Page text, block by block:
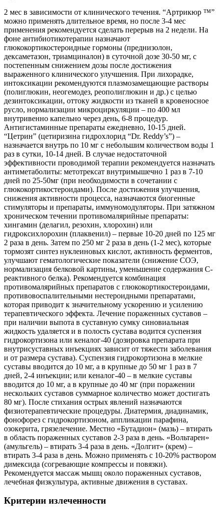
2 мес в зависимости от клинического течения. “Артрикюр ™”
можно применять длительное время, но после 3-4 мес
применения рекомендуется сделать перерыв на 2 недели. На
фоне антибиотикотерапии назначают
глюкокортикостероидные гормоны (преднизолон,
дексаметазон, триамциналон) в суточной дозе 30-50 мг, с
постепенным снижением дозы после достижения
выраженного клинического улучшения. При лихорадке,
интоксикации рекомендуются плазмозамещающие растворы
(полиглюкин, неогемодез, реополиглюкин и др.) с целью
дезинтоксикации, оттоку жидкости из тканей в кровеносное
русло, нормализации микроциркуляции – по 400 мл
внутривенно капельно через день, 6-8 процедур.
Антигистаминные препараты ежедневно, 10-15 дней.
“Цетрин” (цетиризина гидрохлорид “Dr. Reddy’s”) –
назначается внутрь по 10 мг с небольшим количеством воды 1
раз в сутки, 10-14 дней. В случае недостаточной
эффективности проводимой терапии рекомендуется назначать
антиметаболиты: метотрексат внутримышечно 1 раз в 7-10
дней по 25-50мг (при необходимости в сочетании с
глюкокортикостероидами). После достижения улучшения,
снижения активности процесса, назначаются биогенные
стимуляторы и препараты, иммуномодуляторы. При затяжном
хроническом течении противомалярийные препараты:
хингамин (делагил, резохин, хлорохин) или
гидроксихлорохин (плаквенил) – первые 10-20 дней по 125 мг
2 раза в день. Затем по 250 мг 2 раза в день (1-2 мес), которые
тормозят синтез нуклеиновых кислот, активность ферментов,
улучшают гематологические показатели (снижение СОЭ,
нормализация белковой картины, уменьшение содержания С-
реактивного белка). Рекомендуется комбинация
противомалярийных препаратов с глюкокортикостероидами,
противовоспалительными нестероидными препаратами,
которая приводит к значительному ускорению и усилению
терапевтического эффекта. Лечение пораженных суставов –
при наличии выпота в суставную сумку синовиальная
жидкость удаляется и в полость сустава водится суспензия
гидрокортизона или кеналог-40 (дозировка препарата при
внутрисуставных инъекциях зависит от тяжести заболевания
и от размера сустава). Суспензия гидрокортизона в мелкие
суставы вводится до 10 мг, а в крупные до 50 мг 1 раз в 7
дней, 2-4 инъекции; или кеналог-40 – в мелкие суставы
вводится до 10 мг, а в крупные до 40 мг (при поражении
нескольких суставов суммарное количество может достигать
80 мг). После стихания острых явлений назначаются
физиотерапевтические процедуры. Диатермия, диадинамик,
фонофорез с гидрокортизоном, аппликации парафина,
озокерита, грязелечение. Местно «Бутадион» (мазь) – втирать
в область пораженных суставов 2-3 раза в день. «Вольтарен»
(амульгель) – втирать 3-4 раза в день. «Долгит» (крем) –
втирать 3-4 раза в день. Можно применять с 10-20% раствором
димексида (согревающие компрессы и повязки).
Рекомендуется массаж мышц около пораженных суставов,
лечебная физкультура, активные движения в суставах.
Критерии излеченности